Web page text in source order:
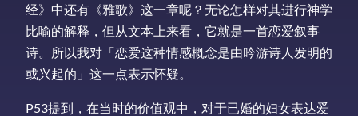
经》中还有《雅歌》这一章呢？无论怎样对其进行神学
比喻的解释，但从文本上来看，它就是一首恋爱叙事
诗。所以我对「恋爱这种情感概念是由吟游诗人发明的
或兴起的」这一点表示怀疑。
P53提到，在当时的价值观中，对于已婚的妇女表达爱